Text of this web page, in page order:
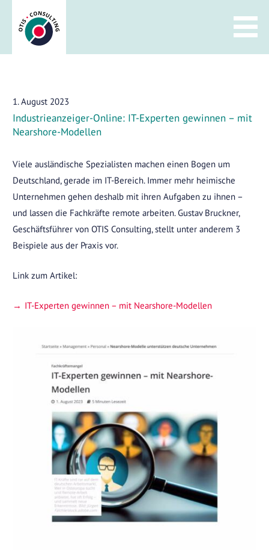
Inhalt
springen
1. August 2023
Industrieanzeiger-Online: IT-Experten gewinnen – mit
Nearshore-Modellen
Viele ausländische Spezialisten machen einen Bogen um
Deutschland, gerade im IT-Bereich. Immer mehr heimische
Unternehmen gehen deshalb mit ihren Aufgaben zu ihnen –
und lassen die Fachkräfte remote arbeiten. Gustav Bruckner,
Geschäftsführer von OTIS Consulting, stellt unter anderem 3
Beispiele aus der Praxis vor.
Link zum Artikel:
IT-Experten gewinnen – mit Nearshore-Modellen